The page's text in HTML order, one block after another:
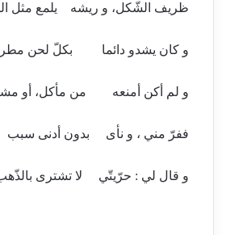
ظريف الشّكل، و ريشه يلمع مثل
و كان يشدو دائما بكلّ لحن
و لم أكن أمنعه من مأكل، أو
ففرّ مني ، و نأى بدون أدنى سبب
و قال لي : حرّيتّي لا تشترى